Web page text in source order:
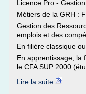
Licence Pro -
Métiers de la GRH :
Gestion des
emplois et des
En filière classique
En apprentissage, la
le CFA SUP 2000
Lire la suite